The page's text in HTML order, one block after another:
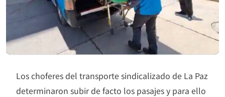
Los choferes del transporte sindicalizado de La Paz
determinaron subir de facto los pasajes y para ello